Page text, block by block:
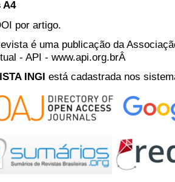
A4
por artigo.
é uma publicação da
- API - www.api.org.brÂ
INGI está cadastrada nos